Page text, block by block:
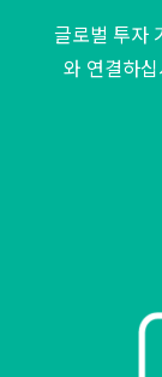
글로벌 투자
와 연결하